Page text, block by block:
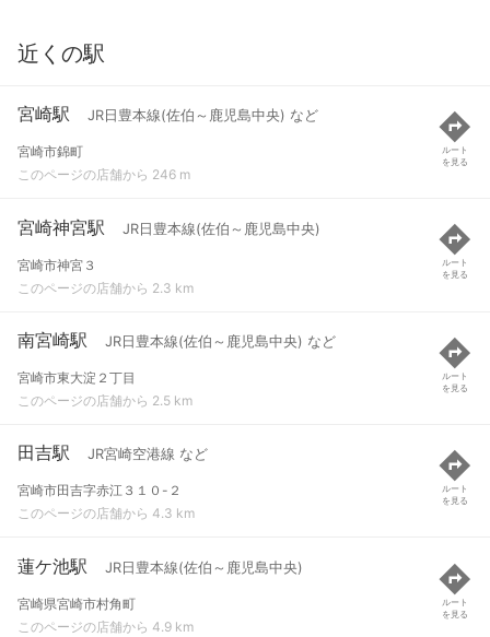
近くの駅
宮崎駅 JR日豊本線(佐伯～鹿児島中央) など
宮崎市錦町
このページの店舗から 246 m
ルート
を見る
宮崎神宮駅 JR日豊本線(佐伯～鹿児島中央)
宮崎市神宮３
このページの店舗から 2.3 km
ルート
を見る
南宮崎駅 JR日豊本線(佐伯～鹿児島中央) など
宮崎市東大淀２丁目
このページの店舗から 2.5 km
ルート
を見る
田吉駅 JR宮崎空港線 など
宮崎市田吉字赤江３１０-２
このページの店舗から 4.3 km
ルート
を見る
蓮ケ池駅 JR日豊本線(佐伯～鹿児島中央)
宮崎県宮崎市村角町
このページの店舗から 4.9 km
ルート
を見る